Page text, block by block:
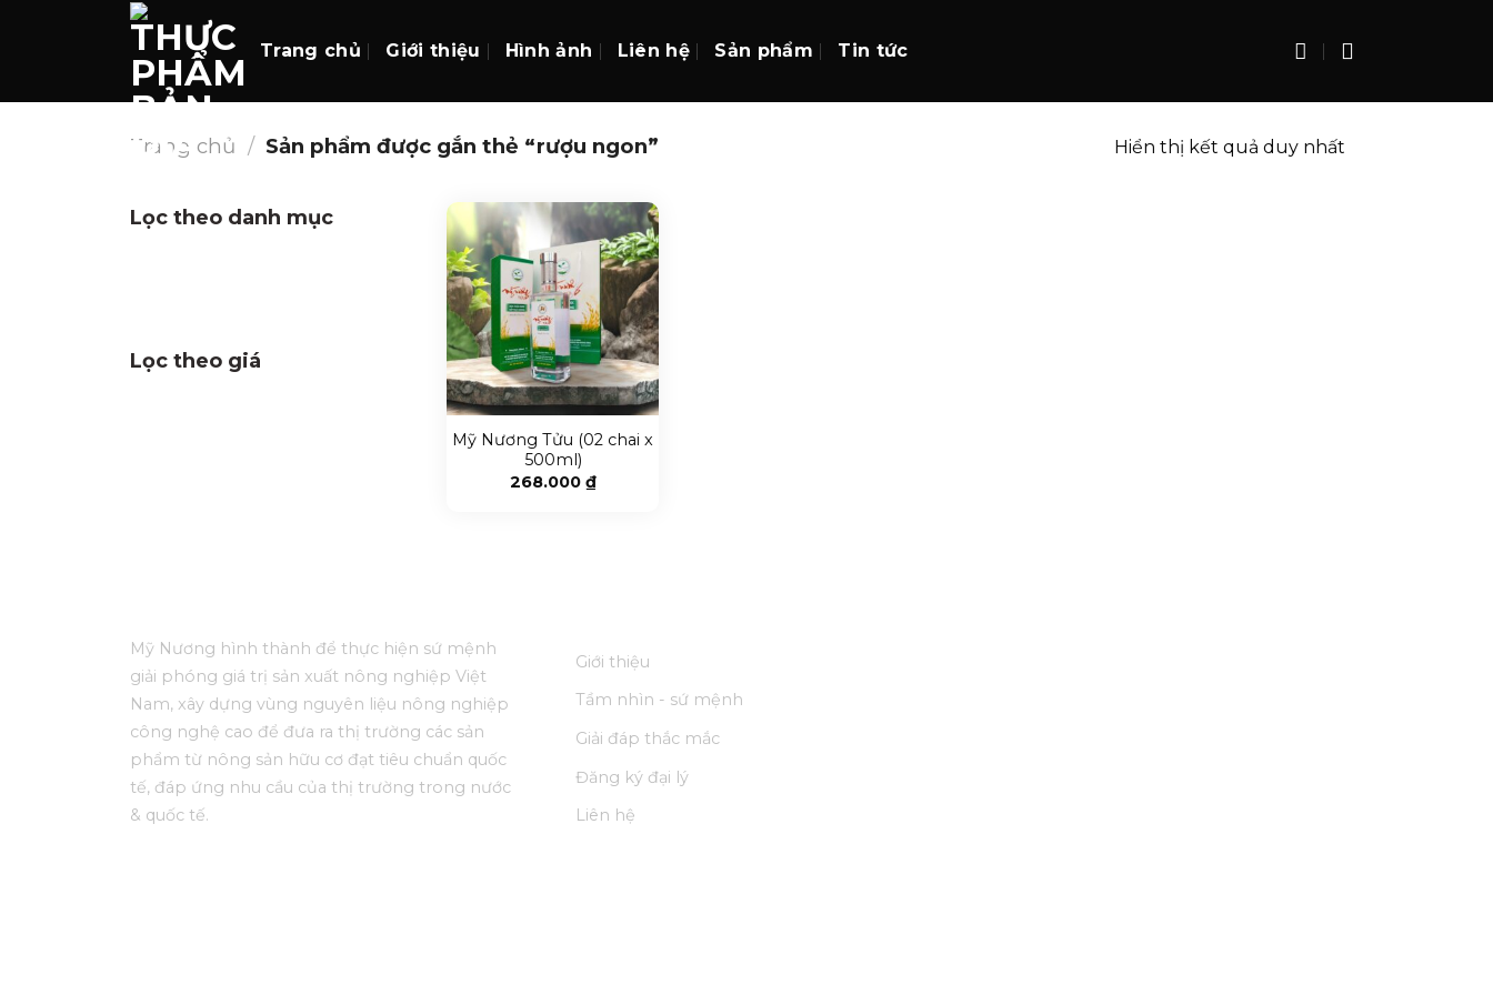
Trang chủ Giới thiệu Hình ảnh Liên hệ Sản phẩm Tin tức
Trang chủ / Sản phẩm được gắn thẻ “rượu ngon” Hiển thị kết quả duy nhất
Lọc theo danh mục
Lọc theo giá
+
Mỹ Nương Tửu (02 chai x
500ml)
268.000 ₫
Mỹ Nương hình thành để thực hiện sứ mệnh
giải phóng giá trị sản xuất nông nghiệp Việt
Nam, xây dựng vùng nguyên liệu nông nghiệp
công nghệ cao để đưa ra thị trường các sản
phẩm từ nông sản hữu cơ đạt tiêu chuẩn quốc
tế, đáp ứng nhu cầu của thị trường trong nước
& quốc tế.
Giới thiệu
Tầm nhìn - sứ mệnh
Giải đáp thắc mắc
Đăng ký đại lý
Liên hệ